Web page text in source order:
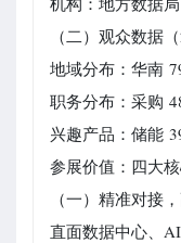
（二）观众数据（
地域分布：华南
职务分布：采购
兴趣产品：储能
参展价值：四大
（一）精准对接
直面数据中心、 AI